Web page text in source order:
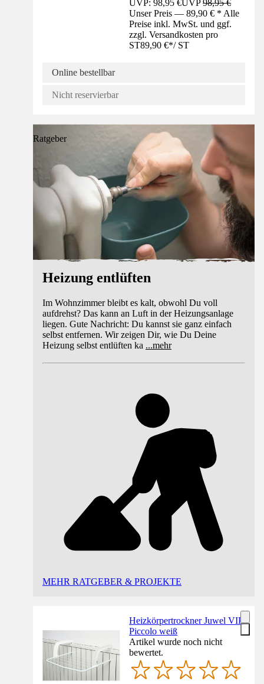
UVP: 98,95 €UVP98,95 €
Unser Preis — 89,90 € * Alle
Preise inkl. MwSt. und ggf.
zzgl. Versandkosten pro
ST89,90 €*/ ST
Online bestellbar
Nicht reservierbar
Ratgeber
Heizung entlüften
Im Wohnzimmer bleibt es kalt, obwohl Du voll
aufdrehst? Das kann an Luft in der Heizungsanlage
liegen. Gute Nachricht: Du kannst sie ganz einfach
selbst entfernen. Wir zeigen Dir, wie Du Deine
Heizung selbst entlüften ka ...mehr
MEHR RATGEBER & PROJEKTE
Heizkörpertrockner Juwel VIP
Piccolo weiß
Artikel wurde noch nicht
bewertet.